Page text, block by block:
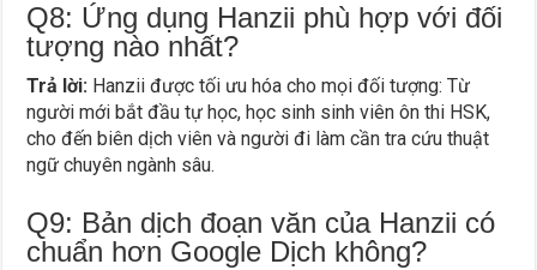
Q8: Ứng dụng Hanzii phù hợp với đối
tượng nào nhất?
Trả lời: Hanzii được tối ưu hóa cho mọi đối tượng: Từ
người mới bắt đầu tự học, học sinh sinh viên ôn thi HSK,
cho đến biên dịch viên và người đi làm cần tra cứu thuật
ngữ chuyên ngành sâu.
Q9: Bản dịch đoạn văn của Hanzii có
chuẩn hơn Google Dịch không?